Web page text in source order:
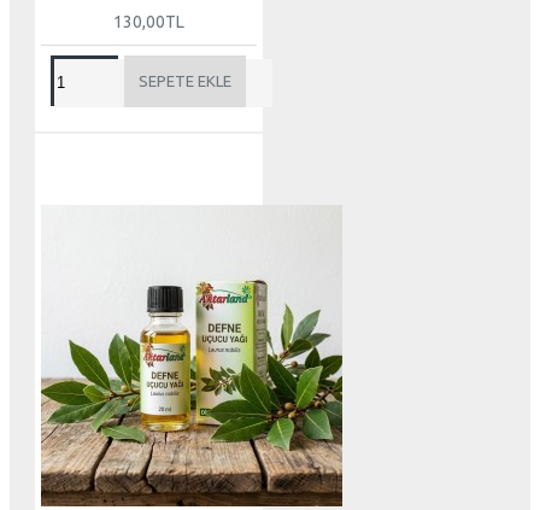
130,00TL
SEPETE EKLE